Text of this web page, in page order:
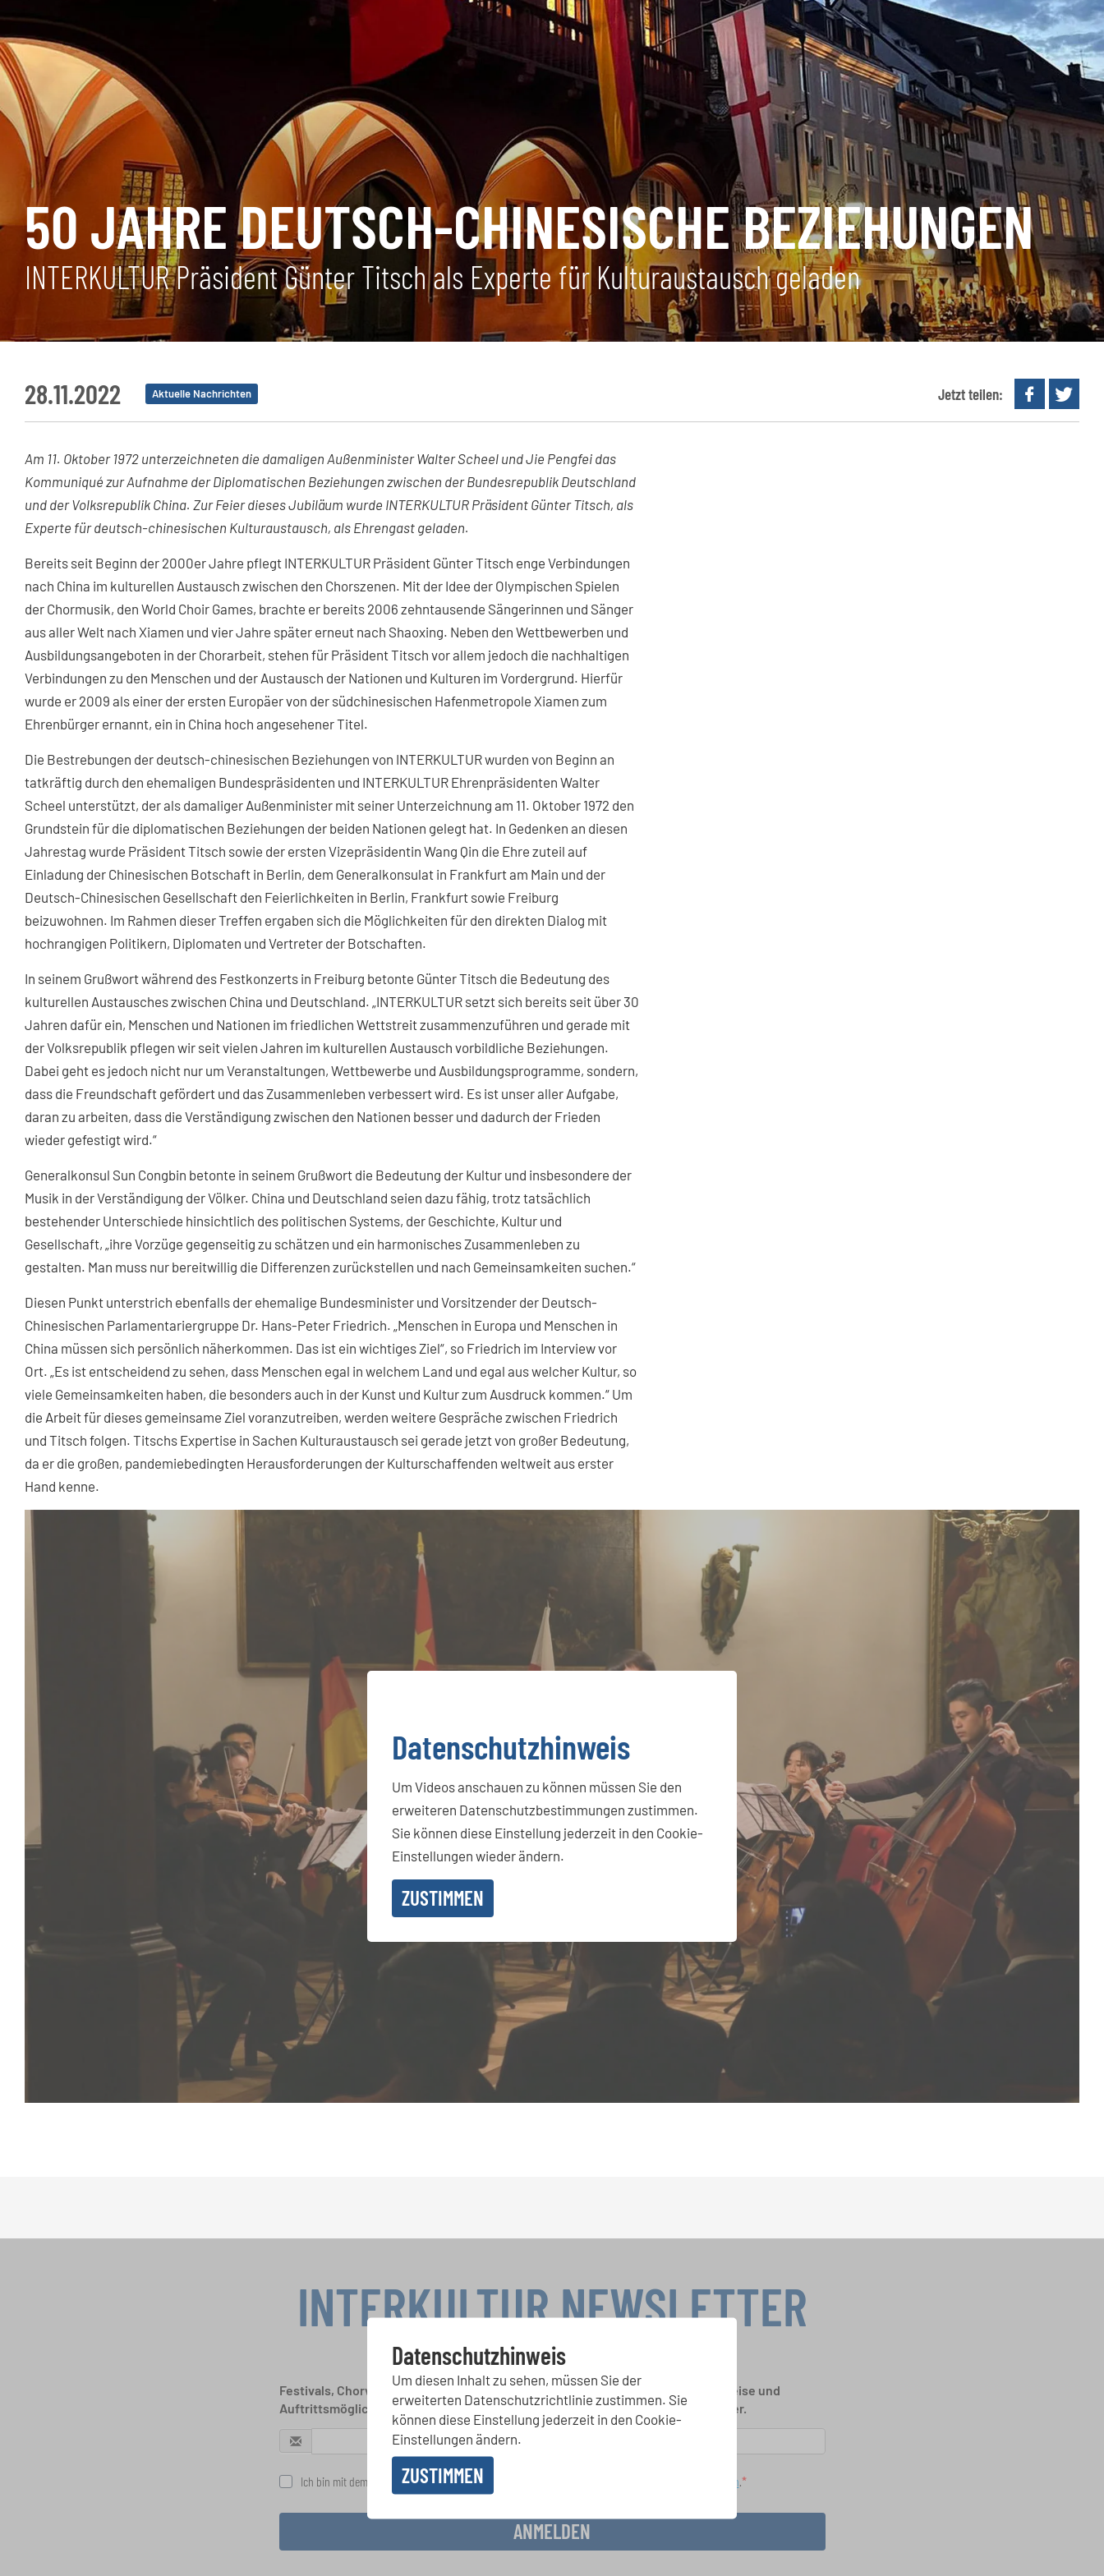
50 JAHRE DEUTSCH-CHINESISCHE BEZIEHUNGEN
INTERKULTUR Präsident Günter Titsch als Experte für Kulturaustausch geladen
28.11.2022 Aktuelle Nachrichten Jetzt teilen:
Am 11. Oktober 1972 unterzeichneten die damaligen Außenminister Walter Scheel und Jie Pengfei das
Kommuniqué zur Aufnahme der Diplomatischen Beziehungen zwischen der Bundesrepublik Deutschland
und der Volksrepublik China. Zur Feier dieses Jubiläum wurde INTERKULTUR Präsident Günter Titsch, als
Experte für deutsch-chinesischen Kulturaustausch, als Ehrengast geladen.
Bereits seit Beginn der 2000er Jahre pflegt INTERKULTUR Präsident Günter Titsch enge Verbindungen
nach China im kulturellen Austausch zwischen den Chorszenen. Mit der Idee der Olympischen Spielen
der Chormusik, den World Choir Games, brachte er bereits 2006 zehntausende Sängerinnen und Sänger
aus aller Welt nach Xiamen und vier Jahre später erneut nach Shaoxing. Neben den Wettbewerben und
Ausbildungsangeboten in der Chorarbeit, stehen für Präsident Titsch vor allem jedoch die nachhaltigen
Verbindungen zu den Menschen und der Austausch der Nationen und Kulturen im Vordergrund. Hierfür
wurde er 2009 als einer der ersten Europäer von der südchinesischen Hafenmetropole Xiamen zum
Ehrenbürger ernannt, ein in China hoch angesehener Titel.
Die Bestrebungen der deutsch-chinesischen Beziehungen von INTERKULTUR wurden von Beginn an
tatkräftig durch den ehemaligen Bundespräsidenten und INTERKULTUR Ehrenpräsidenten Walter
Scheel unterstützt, der als damaliger Außenminister mit seiner Unterzeichnung am 11. Oktober 1972 den
Grundstein für die diplomatischen Beziehungen der beiden Nationen gelegt hat. In Gedenken an diesen
Jahrestag wurde Präsident Titsch sowie der ersten Vizepräsidentin Wang Qin die Ehre zuteil auf
Einladung der Chinesischen Botschaft in Berlin, dem Generalkonsulat in Frankfurt am Main und der
Deutsch-Chinesischen Gesellschaft den Feierlichkeiten in Berlin, Frankfurt sowie Freiburg
beizuwohnen. Im Rahmen dieser Treffen ergaben sich die Möglichkeiten für den direkten Dialog mit
hochrangigen Politikern, Diplomaten und Vertreter der Botschaften.
In seinem Grußwort während des Festkonzerts in Freiburg betonte Günter Titsch die Bedeutung des
kulturellen Austausches zwischen China und Deutschland. „INTERKULTUR setzt sich bereits seit über 30
Jahren dafür ein, Menschen und Nationen im friedlichen Wettstreit zusammenzuführen und gerade mit
der Volksrepublik pflegen wir seit vielen Jahren im kulturellen Austausch vorbildliche Beziehungen.
Dabei geht es jedoch nicht nur um Veranstaltungen, Wettbewerbe und Ausbildungsprogramme, sondern,
dass die Freundschaft gefördert und das Zusammenleben verbessert wird. Es ist unser aller Aufgabe,
daran zu arbeiten, dass die Verständigung zwischen den Nationen besser und dadurch der Frieden
wieder gefestigt wird.“
Generalkonsul Sun Congbin betonte in seinem Grußwort die Bedeutung der Kultur und insbesondere der
Musik in der Verständigung der Völker. China und Deutschland seien dazu fähig, trotz tatsächlich
bestehender Unterschiede hinsichtlich des politischen Systems, der Geschichte, Kultur und
Gesellschaft, „ihre Vorzüge gegenseitig zu schätzen und ein harmonisches Zusammenleben zu
gestalten. Man muss nur bereitwillig die Differenzen zurückstellen und nach Gemeinsamkeiten suchen.“
Diesen Punkt unterstrich ebenfalls der ehemalige Bundesminister und Vorsitzender der Deutsch-
Chinesischen Parlamentariergruppe Dr. Hans-Peter Friedrich. „Menschen in Europa und Menschen in
China müssen sich persönlich näherkommen. Das ist ein wichtiges Ziel“, so Friedrich im Interview vor
Ort. „Es ist entscheidend zu sehen, dass Menschen egal in welchem Land und egal aus welcher Kultur, so
viele Gemeinsamkeiten haben, die besonders auch in der Kunst und Kultur zum Ausdruck kommen.“ Um
die Arbeit für dieses gemeinsame Ziel voranzutreiben, werden weitere Gespräche zwischen Friedrich
und Titsch folgen. Titschs Expertise in Sachen Kulturaustausch sei gerade jetzt von großer Bedeutung,
da er die großen, pandemiebedingten Herausforderungen der Kulturschaffenden weltweit aus erster
Hand kenne.
Datenschutzhinweis
Um Videos anschauen zu können müssen Sie den
erweiteren Datenschutzbestimmungen zustimmen.
Sie können diese Einstellung jederzeit in den Cookie-
Einstellungen wieder ändern.
ZUSTIMMEN
Datenschutzhinweis
Um diesen Inhalt zu sehen, müssen Sie der
erweiterten Datenschutzrichtlinie zustimmen. Sie
können diese Einstellung jederzeit in den Cookie-
Einstellungen ändern.
ZUSTIMMEN
INTERKULTUR NEWSLETTER
Festivals, Chorwettbewerbe, Mitsingprojekte: Besondere Veranstaltungshinweise und
Auftrittsmöglichkeiten bekommen Sie im kostenlosen INTERKULTUR-Newsletter.
Ich bin mit dem Erhalt des Newsletters einverstanden und akzeptiere die Datenschutzbestimmungen.
ANMELDEN